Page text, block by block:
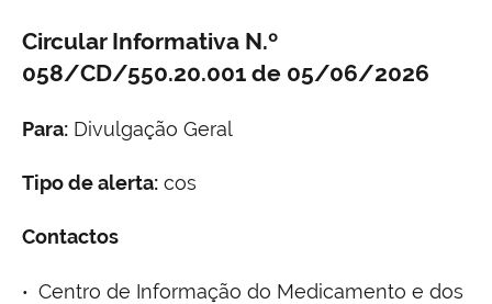
Circular Informativa N.º
058/CD/550.20.001 de 05/06/2026
Para: Divulgação Geral
Tipo de alerta: cos
Contactos
Centro de Informação do Medicamento e dos